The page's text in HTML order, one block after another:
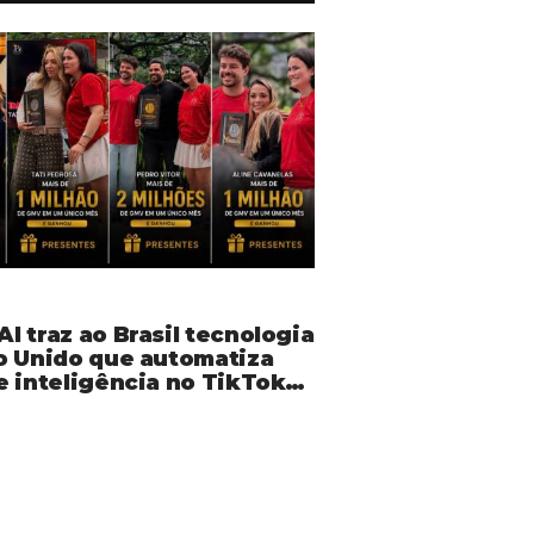
traz ao Brasil tecnologia
Unido que automatiza
inteligência no TikTok